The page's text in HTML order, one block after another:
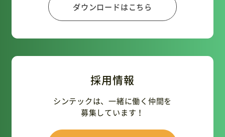
ダウンロードはこちら
採用情報
シンテックは、一緒に働く仲間を
募集しています！